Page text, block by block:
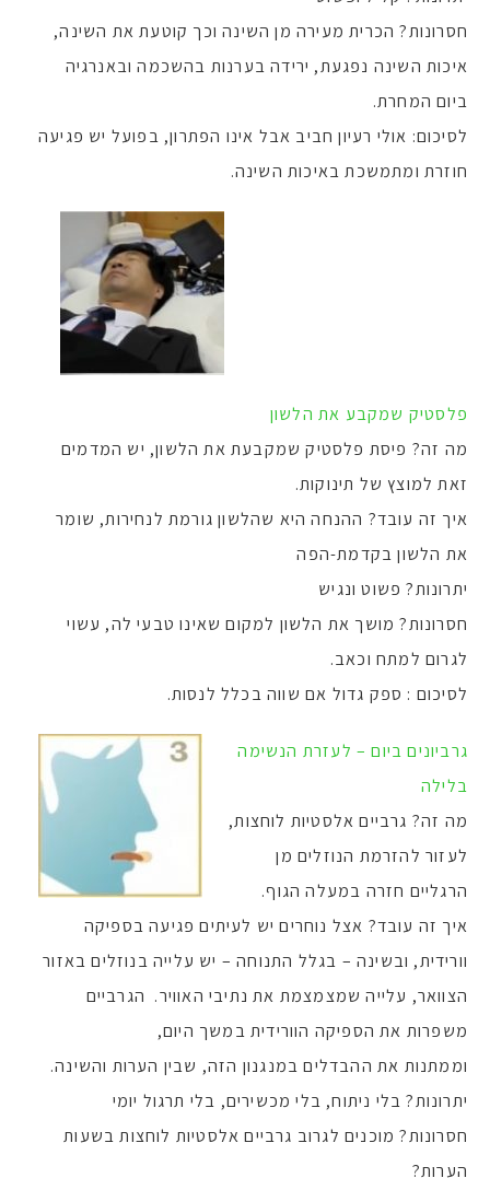
חסרונות? הכרית מעירה מן השינה וכך קוטעת את השינה,
איכות השינה נפגעת, ירידה בערנות בהשכמה ובאנרגיה
ביום המחרת.
לסיכום: אולי רעיון חביב אבל אינו הפתרון, בפועל יש פגיעה
חוזרת ומתמשכת באיכות השינה.
פלסטיק שמקבע את הלשון
מה זה? פיסת פלסטיק שמקבעת את הלשון, יש המדמים
זאת למוצץ של תינוקות.
איך זה עובד? ההנחה היא שהלשון גורמת לנחירות, שומר
את הלשון בקדמת-הפה
יתרונות? פשוט ונגיש
חסרונות? מושך את הלשון למקום שאינו טבעי לה, עשוי
לגרום למתח וכאב.
לסיכום : ספק גדול אם שווה בכלל לנסות.
גרביונים ביום – לעזרת הנשימה
בלילה
מה זה? גרביים אלסטיות לוחצות,
לעזור להזרמת הנוזלים מן
הרגליים חזרה במעלה הגוף.
איך זה עובד? אצל נוחרים יש לעיתים פגיעה בספיקה
וורידית, ובשינה – בגלל התנוחה – יש עלייה בנוזלים באזור
הצוואר, עלייה שמצמצמת את נתיבי האוויר. הגרביים
משפרות את הספיקה הוורידית במשך היום,
וממתנות את ההבדלים במנגנון הזה, שבין הערות והשינה.
יתרונות? בלי ניתוח, בלי מכשירים, בלי תרגול יומי
חסרונות? מוכנים לגרוב גרביים אלסטיות לוחצות בשעות
הערות?